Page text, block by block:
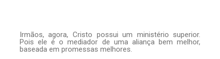
Irmãos, agora, Cristo possui um ministério superior.
Pois ele é o mediador de uma aliança bem melhor,
baseada em promessas melhores.